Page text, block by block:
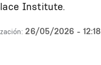
Institute.
26/05/2026 - 12:18